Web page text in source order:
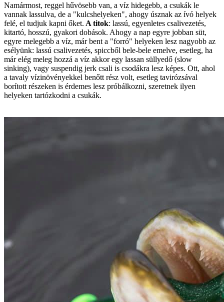
Namármost, reggel hűvösebb van, a víz hidegebb, a csukák le
vannak lassulva, de a "kulcshelyeken", ahogy úsznak az ívó helyek
felé, el tudjuk kapni őket. A titok: lassú, egyenletes csalivezetés,
kitartó, hosszú, gyakori dobások. Ahogy a nap egyre jobban süt,
egyre melegebb a víz, már bent a "forró" helyeken lesz nagyobb az
esélyünk: lassú csalivezetés, spiccből bele-bele emelve, esetleg, ha
már elég meleg hozzá a víz akkor egy lassan süllyedő (slow
sinking), vagy suspendig jerk csali is csodákra lesz képes. Ott, ahol
a tavaly vízinövényekkel benőtt rész volt, esetleg tavirózsával
borított részeken is érdemes lesz próbálkozni, szeretnek ilyen
helyeken tartózkodni a csukák.